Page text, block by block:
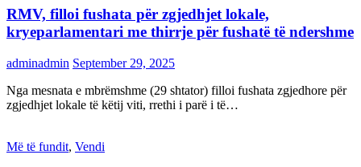
RMV, filloi fushata për zgjedhjet lokale,
kryeparlamentari me thirrje për fushatë të ndershme
adminadmin September 29, 2025
Nga mesnata e mbrëmshme (29 shtator) filloi fushata zgjedhore për
zgjedhjet lokale të këtij viti, rrethi i parë i të…
Më të fundit, Vendi